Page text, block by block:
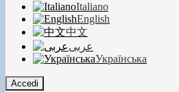
Italiano
English
中文
عربى
Українська
Accedi